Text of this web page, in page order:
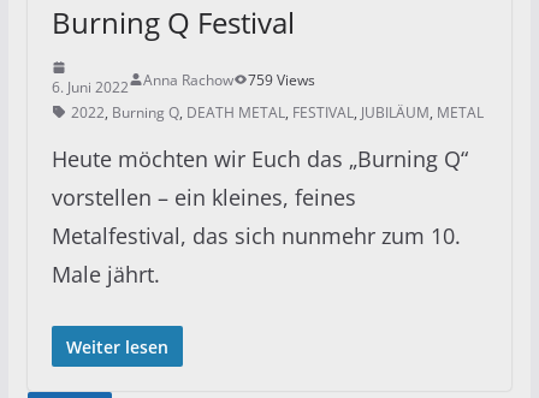
Burning Q Festival
6. Juni 2022 Anna Rachow
759 Views
2022, Burning Q, DEATH METAL, FESTIVAL, JUBILÄUM, METAL
Heute möchten wir Euch das „Burning Q“
vorstellen – ein kleines, feines
Metalfestival, das sich nunmehr zum 10.
Male jährt.
Weiter lesen